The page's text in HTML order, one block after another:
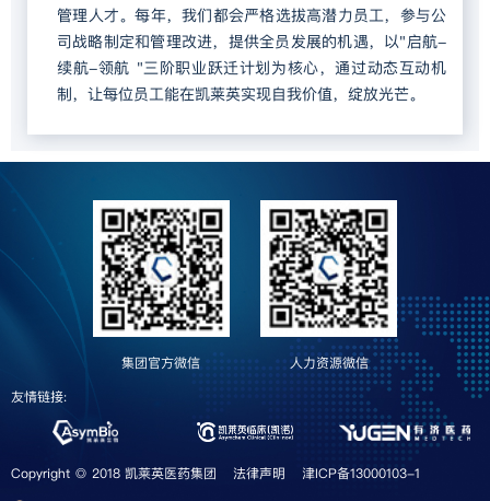
管理人才。每年，我们都会严格选拔高潜力员工，参与公
司战略制定和管理改进，提供全员发展的机遇，以"启航-
续航-领航 "三阶职业跃迁计划为核心，通过动态互动机
制，让每位员工能在凯莱英实现自我价值，绽放光芒。
集团官方微信
人力资源微信
友情链接:
Copyright ◎ 2018 凯莱英医药集团 法律声明
津ICP备13000103-1